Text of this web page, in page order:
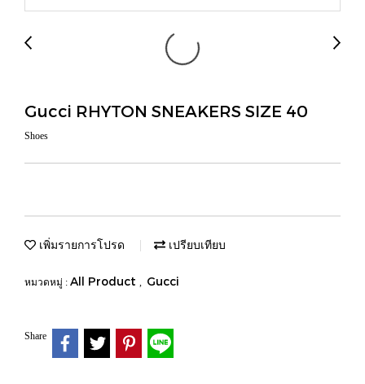
Gucci RHYTON SNEAKERS SIZE 40
Shoes
เพิ่มรายการโปรด เปรียบเทียบ
หมวดหมู่ : All Product , Gucci
Share